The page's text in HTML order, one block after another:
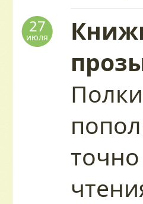
27
июля